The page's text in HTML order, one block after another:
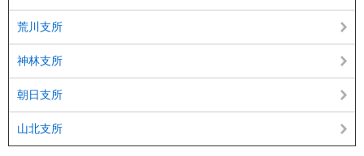
荒川支所
神林支所
朝日支所
山北支所